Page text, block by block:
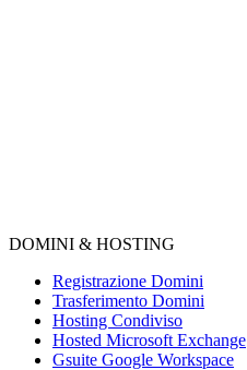
DOMINI & HOSTING
Registrazione Domini
Trasferimento Domini
Hosting Condiviso
Hosted Microsoft Exchange
Gsuite Google Workspace